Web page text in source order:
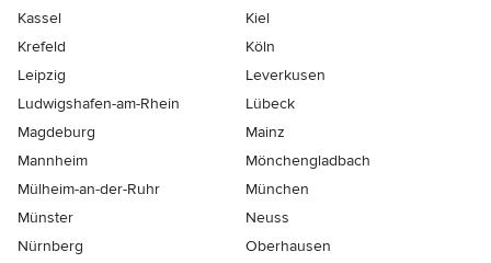
Kassel
Kiel
Krefeld
Köln
Leipzig
Leverkusen
Ludwigshafen-am-Rhein
Lübeck
Magdeburg
Mainz
Mannheim
Mönchen­gladbach
Mülheim-an-der-Ruhr
München
Münster
Neuss
Nürnberg
Oberhausen